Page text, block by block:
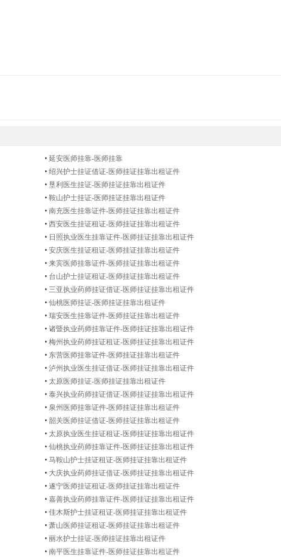
• 延安医师挂靠-医师挂靠
• 绍兴护士挂证借证-医师挂证挂靠出租证件
• 垦利医生挂证-医师挂证挂靠出租证件
• 鞍山护士挂证-医师挂证挂靠出租证件
• 南充医生挂靠证件-医师挂证挂靠出租证件
• 西安医生挂证租证-医师挂证挂靠出租证件
• 日照执业医生挂靠证件-医师挂证挂靠出租证件
• 安庆医生挂证租证-医师挂证挂靠出租证件
• 来宾医师挂靠证件-医师挂证挂靠出租证件
• 台山护士挂证租证-医师挂证挂靠出租证件
• 三亚执业药师挂证借证-医师挂证挂靠出租证件
• 仙桃医师挂证-医师挂证挂靠出租证件
• 瑞安医生挂靠证件-医师挂证挂靠出租证件
• 诸暨执业药师挂靠证件-医师挂证挂靠出租证件
• 梅州执业药师挂证租证-医师挂证挂靠出租证件
• 东营医师挂靠证件-医师挂证挂靠出租证件
• 泸州执业医生挂证借证-医师挂证挂靠出租证件
• 太原医师挂证-医师挂证挂靠出租证件
• 泰兴执业药师挂证借证-医师挂证挂靠出租证件
• 泉州医师挂靠证件-医师挂证挂靠出租证件
• 韶关医师挂证借证-医师挂证挂靠出租证件
• 太原执业医生挂证租证-医师挂证挂靠出租证件
• 仙桃执业药师挂靠证件-医师挂证挂靠出租证件
• 马鞍山护士挂证租证-医师挂证挂靠出租证件
• 大庆执业药师挂证借证-医师挂证挂靠出租证件
• 遂宁医师挂证租证-医师挂证挂靠出租证件
• 嘉善执业药师挂靠证件-医师挂证挂靠出租证件
• 佳木斯护士挂证租证-医师挂证挂靠出租证件
• 萧山医师挂证租证-医师挂证挂靠出租证件
• 丽水护士挂证-医师挂证挂靠出租证件
• 南平医生挂靠证件-医师挂证挂靠出租证件